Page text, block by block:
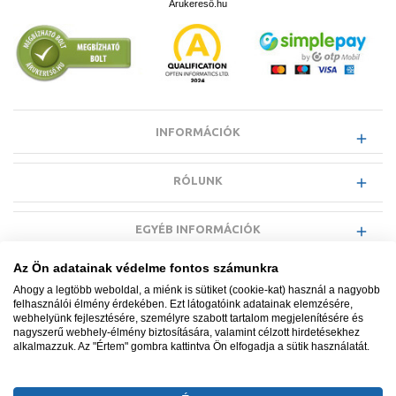
Termékszám:
Hálózati csatlakozás: 1/N/PE ~ 230 V
Csatlakozási teljesítmény: 1 kW
Védettség (IP):IP24
Árukereső.hu
INFORMÁCIÓK
RÓLUNK
EGYÉB INFORMÁCIÓK
87052/2015.
Az Ön adatainak védelme fontos számunkra
Ahogy a legtöbb weboldal, a miénk is sütiket (cookie-kat) használ a nagyobb
felhasználói élmény érdekében. Ezt látogatóink adatainak elemzésére,
webhelyünk fejlesztésére, személyre szabott tartalom megjelenítésére és
nagyszerű webhely-élmény biztosítására, valamint célzott hirdetésekhez
alkalmazzuk. Az "Értem" gombra kattintva Ön elfogadja a sütik használatát.